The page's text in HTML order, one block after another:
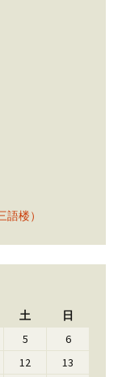
楼）
土 日
5
6
12
13